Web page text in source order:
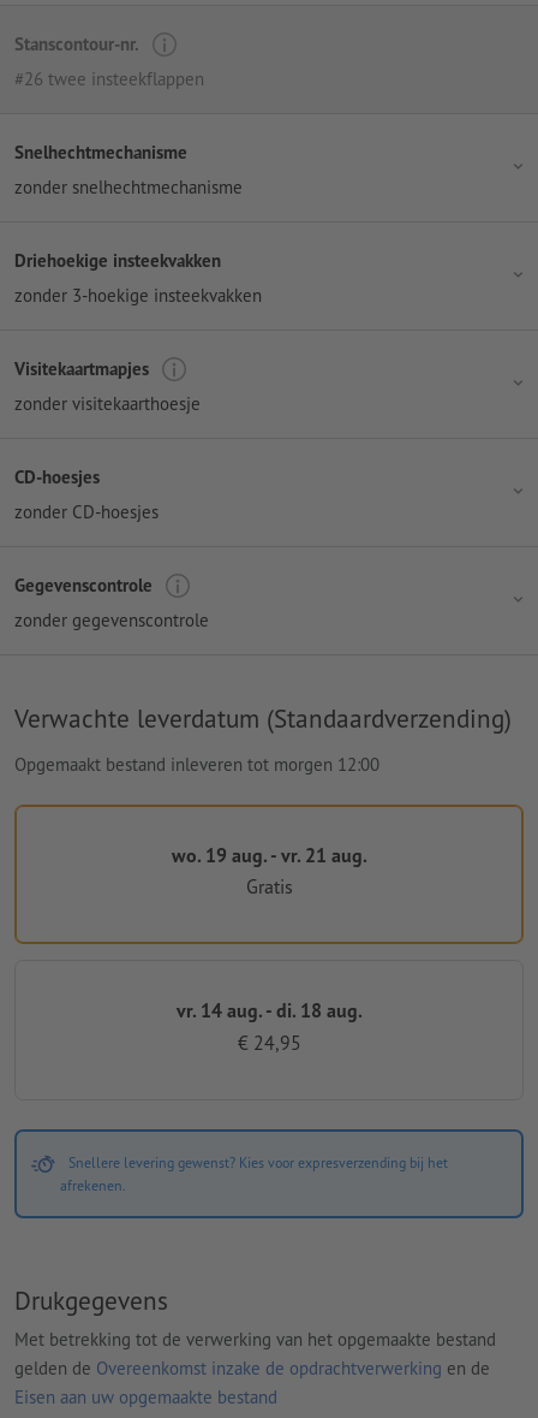
Stanscontour-nr.
#26 twee insteekflappen
Snelhechtmechanisme
zonder snelhechtmechanisme
Driehoekige insteekvakken
zonder 3-hoekige insteekvakken
Visitekaartmapjes
zonder visitekaarthoesje
CD-hoesjes
zonder CD-hoesjes
Gegevenscontrole
zonder gegevenscontrole
Verwachte leverdatum (Standaardverzending)
Opgemaakt bestand inleveren tot morgen 12:00
wo. 19 aug. - vr. 21 aug.
Gratis
vr. 14 aug. - di. 18 aug.
€ 24,95
Snellere levering gewenst? Kies voor expresverzending bij het
afrekenen.
Drukgegevens
Met betrekking tot de verwerking van het opgemaakte bestand
gelden de Overeenkomst inzake de opdrachtverwerking en de
Eisen aan uw opgemaakte bestand